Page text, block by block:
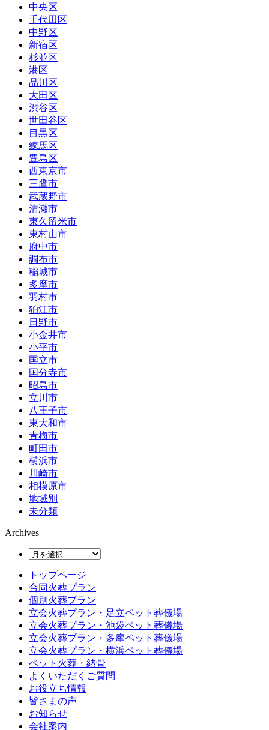
中央区
千代田区
中野区
新宿区
杉並区
港区
品川区
大田区
渋谷区
世田谷区
目黒区
練馬区
豊島区
西東京市
三鷹市
武蔵野市
清瀬市
東久留米市
東村山市
府中市
調布市
稲城市
多摩市
羽村市
狛江市
日野市
小金井市
小平市
国立市
国分寺市
昭島市
立川市
八王子市
東大和市
青梅市
町田市
横浜市
川崎市
相模原市
地域別
未分類
Archives
トップページ
合同火葬プラン
個別火葬プラン
立会火葬プラン・足立ペット葬儀場
立会火葬プラン・池袋ペット葬儀場
立会火葬プラン・多摩ペット葬儀場
立会火葬プラン・横浜ペット葬儀場
ペット火葬・納骨
よくいただくご質問
お役立ち情報
皆さまの声
お知らせ
会社案内